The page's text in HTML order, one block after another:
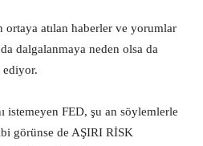
ortaya atılan haberler ve yorumlar
dalgalanmaya neden olsa da
ediyor.
istemeyen FED, şu an söylemlerle
görünse de AŞIRI RİSK